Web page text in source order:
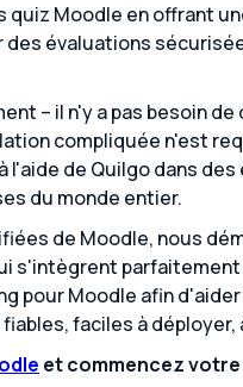
Moodle en offrant
évaluations
– il n'y a pas besoin de
compliquée n'est
de Quilgo dans
du monde entier.
de Moodle, nous
s'intègrent
pour Moodle afin
faciles à déployer,
et commencez